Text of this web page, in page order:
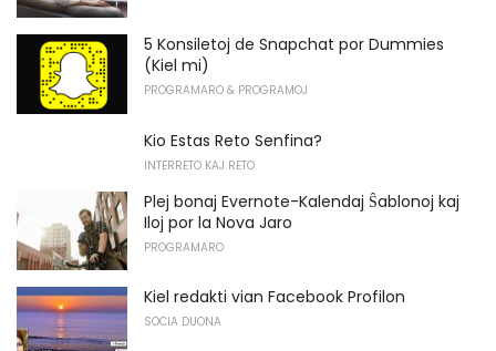
5 Konsiletoj de Snapchat por Dummies
(Kiel mi)
PROGRAMARO & PROGRAMOJ
Kio Estas Reto Senfina?
INTERRETO KAJ RETO
Plej bonaj Evernote-Kalendaj Ŝablonoj kaj
Iloj por la Nova Jaro
PROGRAMARO
Kiel redakti vian Facebook Profilon
SOCIA DUONA